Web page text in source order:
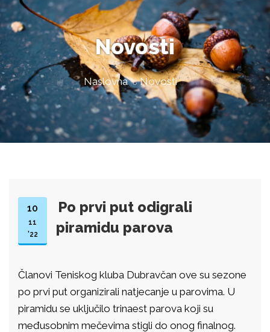
Novosti
Naslovna Novosti
10
11
'22
Po prvi put odigrali
piramidu parova
Članovi Teniskog kluba Dubravčan ove su sezone
po prvi put organizirali natjecanje u parovima. U
piramidu se uključilo trinaest parova koji su
međusobnim mečevima stigli do onog finalnog.